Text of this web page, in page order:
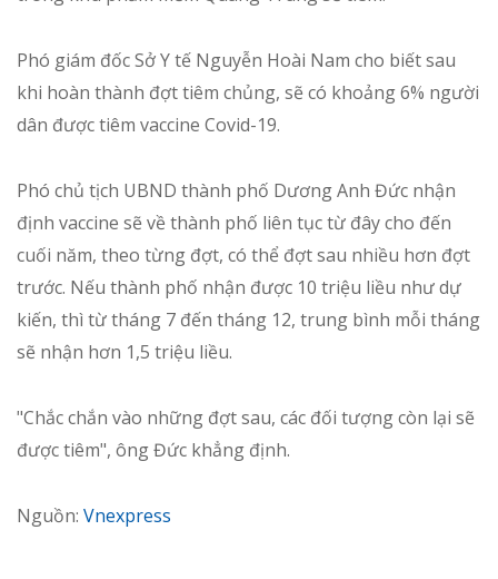
Phó giám đốc Sở Y tế Nguyễn Hoài Nam cho biết sau
khi hoàn thành đợt tiêm chủng, sẽ có khoảng 6% người
dân được tiêm vaccine Covid-19.
Phó chủ tịch UBND thành phố Dương Anh Đức nhận
định vaccine sẽ về thành phố liên tục từ đây cho đến
cuối năm, theo từng đợt, có thể đợt sau nhiều hơn đợt
trước. Nếu thành phố nhận được 10 triệu liều như dự
kiến, thì từ tháng 7 đến tháng 12, trung bình mỗi tháng
sẽ nhận hơn 1,5 triệu liều.
"Chắc chắn vào những đợt sau, các đối tượng còn lại sẽ
được tiêm", ông Đức khẳng định.
Nguồn: Vnexpress